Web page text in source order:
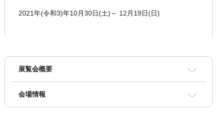
2021年(令和3)年10月30日(土)～ 12月19日(日)
展覧会概要
会場情報